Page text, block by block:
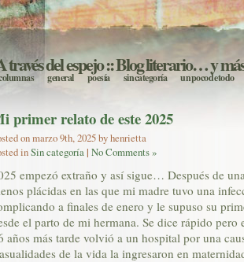
través del espejo:: Blog literario… y
general poesía sin categoría un poco de todo
primer relato de este 2025
on marzo 9th, 2025 by henrietta
inSin categoría| No Comments »
empezó extraño y así sigue… Después de
plácidas en las que mi madre tuvo una
a finales de enero y le supuso su
el parto de mi hermana. Se dice rápido pero
años más tarde volvió a un hospital por una
de la vida la ingresaron en